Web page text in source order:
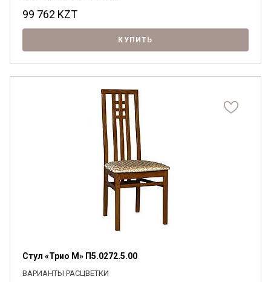
99 762 KZT
КУПИТЬ
Стул «Трио М» П5.0272.5.00
ВАРИАНТЫ РАСЦВЕТКИ